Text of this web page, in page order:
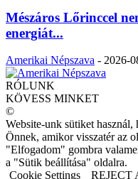
Mészáros Lőrinccel
energiát...
Amerikai Népszava - 2026-
RÓLUNK
KÖVESS MINKET
©
Website-unk sütiket
Önnek, amikor visszatér az
"Elfogadom" gombra
a "Sütik beállítása" oldalra.
Cookie Settings
REJECT